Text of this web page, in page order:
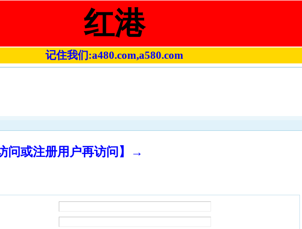
红港
记住我们:a480.com,a580.com
问或注册用户再访问】→